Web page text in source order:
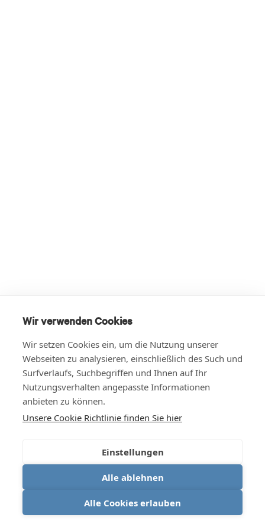
Wir verwenden Cookies
Wir setzen Cookies ein, um die Nutzung unserer
Webseiten zu analysieren, einschließlich des Such und
Surfverlaufs, Suchbegriffen und Ihnen auf Ihr
Nutzungsverhalten angepasste Informationen
anbieten zu können.
Unsere Cookie Richtlinie finden Sie hier
Einstellungen
Alle ablehnen
Alle Cookies erlauben